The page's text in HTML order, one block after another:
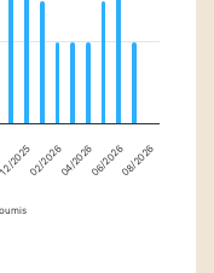
202502/202604/202606/202608/2026